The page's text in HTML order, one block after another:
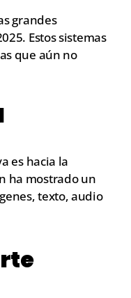
grandes
Estos sistemas
que aún no
es hacia la
ha mostrado un
texto, audio